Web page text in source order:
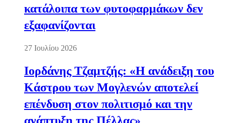
κατάλοιπα των φυτοφαρμάκων δεν
εξαφανίζονται
27 Ιουλίου 2026
Ιορδάνης Τζαμτζής: «Η ανάδειξη του
Κάστρου των Μογλενών αποτελεί
επένδυση στον πολιτισμό και την